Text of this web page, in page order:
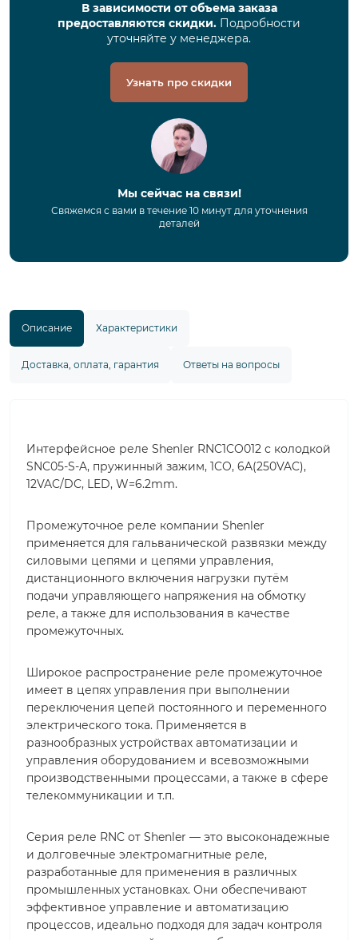
В зависимости от объема заказа
предоставляются скидки. Подробности
уточняйте у менеджера.
Узнать про скидки
Мы сейчас на связи!
Свяжемся с вами в течение 10 минут для уточнения
деталей
Описание Характеристики
Доставка, оплата, гарантия Ответы на вопросы
Интерфейсное реле Shenler RNC1CO012 с колодкой
SNC05-S-A, пружинный зажим, 1CO, 6A(250VAC),
12VAC/DC, LED, W=6.2mm.
Промежуточное реле компании Shenler
применяется для гальванической развязки между
силовыми цепями и цепями управления,
дистанционного включения нагрузки путём
подачи управляющего напряжения на обмотку
реле, а также для использования в качестве
промежуточных.
Широкое распространение реле промежуточное
имеет в цепях управления при выполнении
переключения цепей постоянного и переменного
электрического тока. Применяется в
разнообразных устройствах автоматизации и
управления оборудованием и всевозможными
производственными процессами, а также в сфере
телекоммуникации и т.п.
Серия реле RNC от Shenler — это высоконадежные
и долговечные электромагнитные реле,
разработанные для применения в различных
промышленных установках. Они обеспечивают
эффективное управление и автоматизацию
процессов, идеально подходя для задач контроля